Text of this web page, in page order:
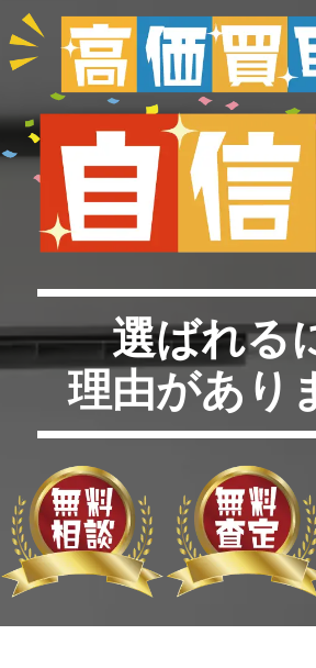
選ばれる
理由があり